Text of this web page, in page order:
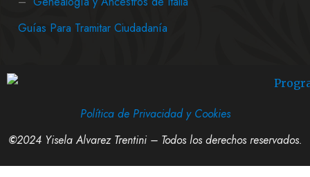
Guías Para Tramitar Ciudadanía
Política de Privacidad y Cookies
©2024 Yisela Alvarez Trentini – Todos los derechos reservados.